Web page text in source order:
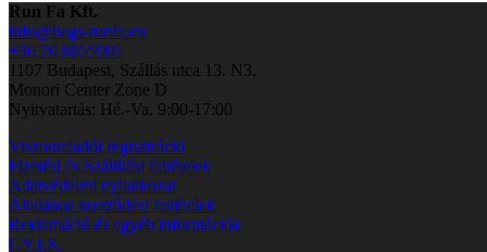
Run Fa Kft.
info@bags-runfa.eu
+36 70 8855905
1107 Budapest, Szállás utca 13. N3.
Monori Center Zone D
Nyitvatartás: Hé.-Va. 9:00-17:00
Viszonteladói regisztráció
Fizetési és Szállítási feltételek
Adatvédelmi nyilatkozat
Általános szerződési feltételek
Reklamáció és egyéb információk
GY.I.K.